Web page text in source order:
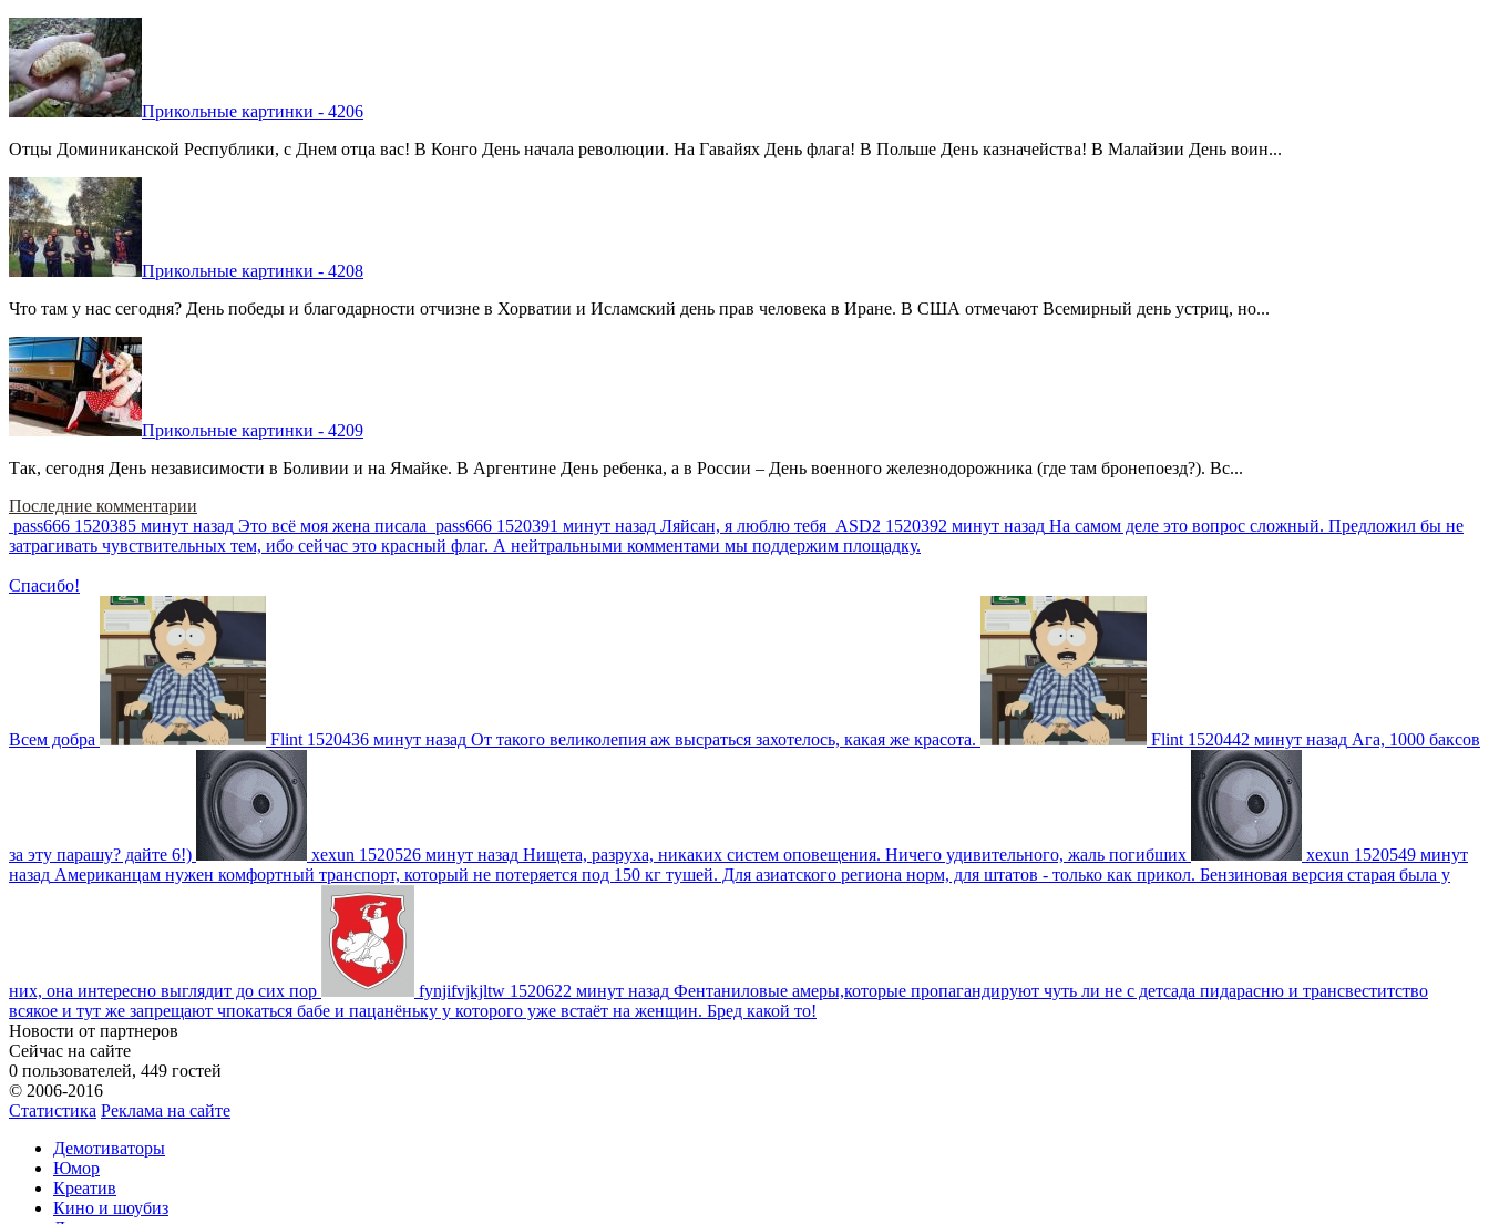
Прикольные картинки - 4206
Отцы Доминиканской Республики, с Днем отца вас! В Конго День начала революции. На Гавайях День флага! В Польше День казначейства! В Малайзии День воин...
Прикольные картинки - 4208
Что там у нас сегодня? День победы и благодарности отчизне в Хорватии и Исламский день прав человека в Иране. В США отмечают Всемирный день устриц, но...
Прикольные картинки - 4209
Так, сегодня День независимости в Боливии и на Ямайке. В Аргентине День ребенка, а в России – День военного железнодорожника (где там бронепоезд?). Вс...
Последние комментарии
pass666 1520385 минут назад Это всё моя жена писала pass666 1520391 минут назад Ляйсан, я люблю тебя ASD2 1520392 минут назад На самом деле это вопрос сложный. Предложил бы не
затрагивать чувствительных тем, ибо сейчас это красный флаг. А нейтральными комментами мы поддержим площадку.
Спасибо!
Всем добра Flint 1520436 минут назад От такого великолепия аж высраться захотелось, какая же красота. Flint 1520442 минут назад Ага, 1000 баксов
за эту парашу? дайте 6!) xexun 1520526 минут назад Нищета, разруха, никаких систем оповещения. Ничего удивительного, жаль погибших xexun 1520549 минут
назад Американцам нужен комфортный транспорт, который не потеряется под 150 кг тушей. Для азиатского региона норм, для штатов - только как прикол. Бензиновая версия старая была у
них, она интересно выглядит до сих пор fynjifvjkjltw 1520622 минут назад Фентаниловые амеры,которые пропагандируют чуть ли не с детсада пидарасню и трансвеститство
всякое и тут же запрещают чпокаться бабе и пацанёньку у которого уже встаёт на женщин. Бред какой то!
Новости от партнеров
Сейчас на сайте
0 пользователей, 449 гостей
© 2006-2016
Статистика Реклама на сайте
Демотиваторы
Юмор
Креатив
Кино и шоубиз